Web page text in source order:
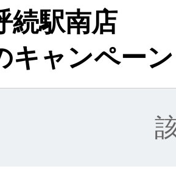
続駅南店
キャンペーン